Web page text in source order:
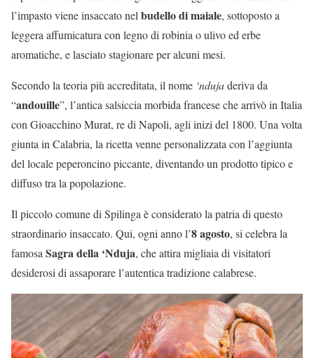
l’impasto viene insaccato nel budello di maiale, sottoposto a
leggera affumicatura con legno di robinia o ulivo ed erbe
aromatiche, e lasciato stagionare per alcuni mesi.
Secondo la teoria più accreditata, il nome ‘ndujaderiva da
“andouille”, l’antica salsiccia morbida francese che arrivò in Italia
con Gioacchino Murat, re di Napoli, agli inizi del 1800. Una volta
giunta in Calabria, la ricetta venne personalizzata con l’aggiunta
del locale peperoncino piccante, diventando un prodotto tipico e
diffuso tra la popolazione.
Il piccolo comune di Spilinga è considerato la patria di questo
straordinario insaccato. Qui, ogni anno l’8 agosto, si celebra la
famosa Sagra della ‘Nduja, che attira migliaia di visitatori
desiderosi di assaporare l’autentica tradizione calabrese.